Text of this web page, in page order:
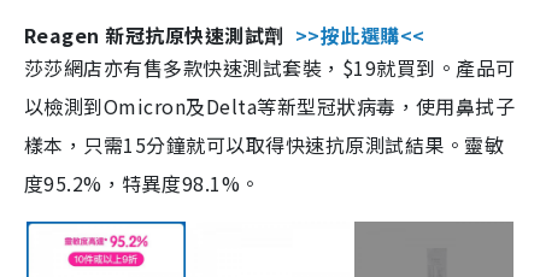
Reagen 新冠抗原快速測試劑 >>按此選購<<
莎莎網店亦有售多款快速測試套裝，$19就買到。產品可
以檢測到Omicron及Delta等新型冠狀病毒，使用鼻拭子
樣本，只需15分鐘就可以取得快速抗原測試結果。靈敏
度95.2%，特異度98.1%。